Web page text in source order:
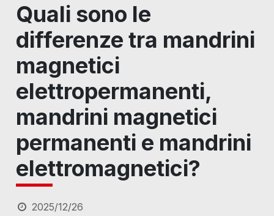
Quali sono le
differenze tra mandrini
magnetici
elettropermanenti,
mandrini magnetici
permanenti e mandrini
elettromagnetici?
2025/12/26